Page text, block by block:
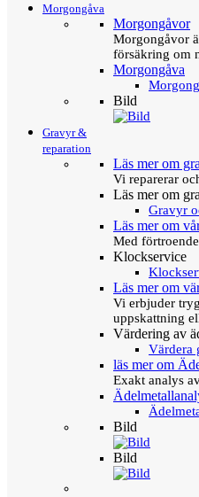
Morgongåva
Morgongåvor
Morgongåvor
försäkring om
Morgongåva
Bild
Gravyr &
reparation
Läs mer om
Vi reparerar
Läs mer om
Gravyr
Läs mer om
Med
Klockservice
Läs mer om
Vi erbjuder
uppskattning
Värdering av
Värdera
läs mer om
Exakt analys
Bild
Bild